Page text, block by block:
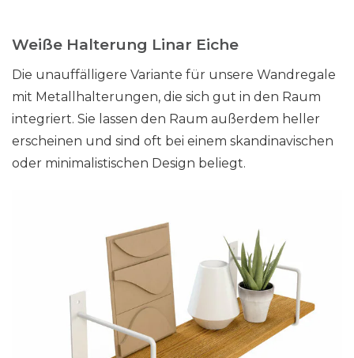
Weiße Halterung Linar Eiche
Die unauffälligere Variante für unsere Wandregale
mit Metallhalterungen, die sich gut in den Raum
integriert. Sie lassen den Raum außerdem heller
erscheinen und sind oft bei einem skandinavischen
oder minimalistischen Design beliegt.